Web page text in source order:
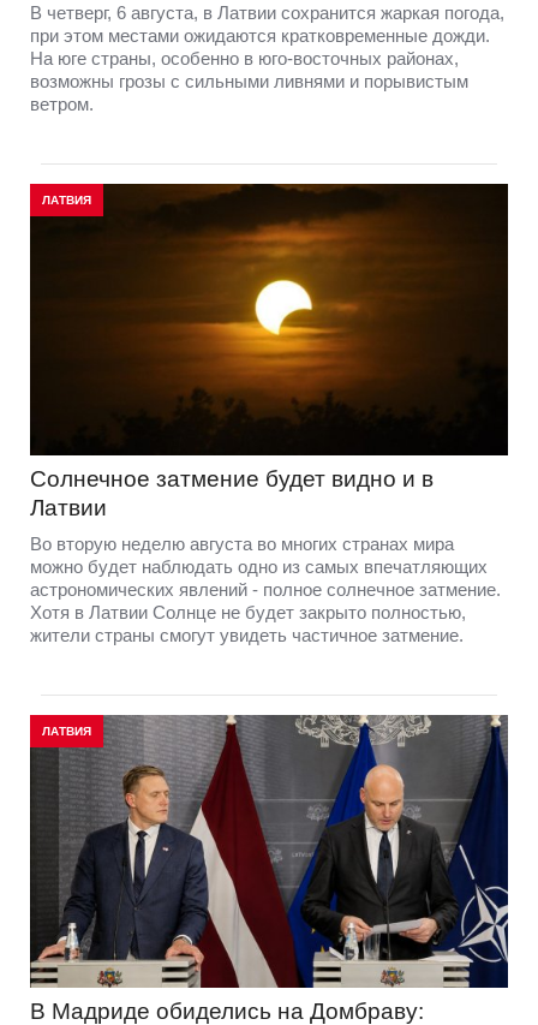
В четверг, 6 августа, в Латвии сохранится жаркая погода,
при этом местами ожидаются кратковременные дожди.
На юге страны, особенно в юго-восточных районах,
возможны грозы с сильными ливнями и порывистым
ветром.
ЛАТВИЯ
Солнечное затмение будет видно и в
Латвии
Во вторую неделю августа во многих странах мира
можно будет наблюдать одно из самых впечатляющих
астрономических явлений - полное солнечное затмение.
Хотя в Латвии Солнце не будет закрыто полностью,
жители страны смогут увидеть частичное затмение.
ЛАТВИЯ
В Мадриде обиделись на Домбраву: